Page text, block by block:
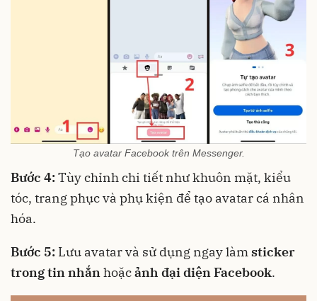
Tạo avatar Facebook trên Messenger.
Bước 4:Tùy chỉnh chi tiết như khuôn mặt, kiểu
tóc, trang phục và phụ kiện để tạo avatar cá nhân
hóa.
Bước 5: Lưu avatar và sử dụng ngay làmsticker
trong tin nhắnhoặcảnh đại diện Facebook.